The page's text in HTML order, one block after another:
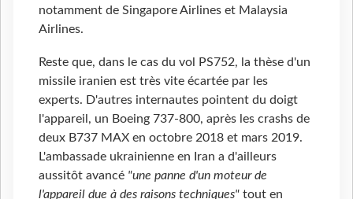
notamment de Singapore Airlines et Malaysia
Airlines.
Reste que, dans le cas du vol PS752, la thèse d'un
missile iranien est très vite écartée par les
experts. D'autres internautes pointent du doigt
l'appareil, un Boeing 737-800, après les crashs de
deux B737 MAX en octobre 2018 et mars 2019.
L'ambassade ukrainienne en Iran a d'ailleurs
aussitôt avancé "une panne d'un moteur de
l'appareil due à des raisons techniques" tout en